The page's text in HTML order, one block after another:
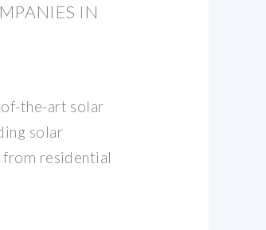
IN
the-art solar
solar
residential